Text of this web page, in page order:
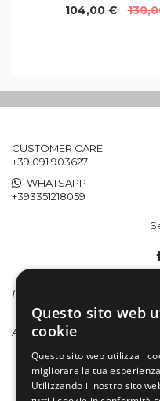
104,00 €
CUSTOMER CARE
+39 091 903627
WHATSAPP
+393351218059
INFORMAZIONI
ACCOUNT
Questo sito web
cookie
Questo sito web utilizza i
migliorare la tua
Utilizzando il nostro sito